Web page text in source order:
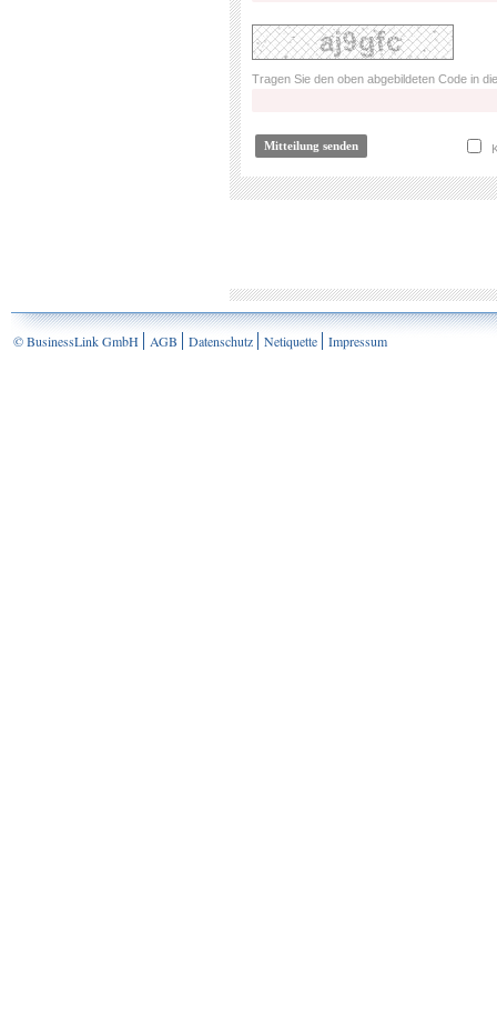
Tragen Sie den oben abgebildeten Code in
© BusinessLink GmbH AGB Datenschutz Netiquette Impressum